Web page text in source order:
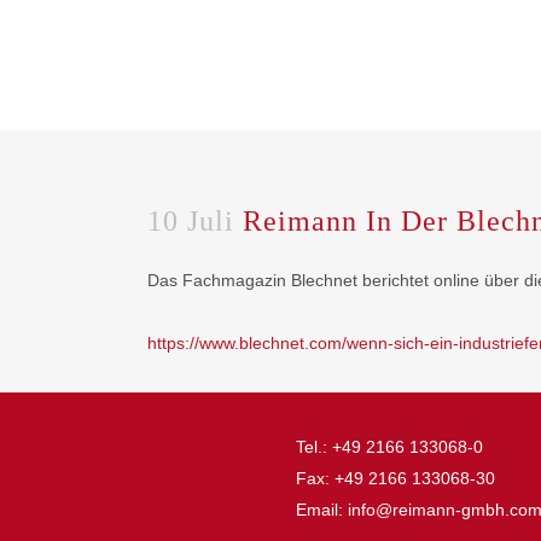
10 Juli Reimann In Der
Das Fachmagazin Blechnet berichtet online über
https://www.blechnet.com/wenn-sich-ein-
Tel.: +49 2166 133068-0
Fax: +49 2166 133068-30
Email: info@reimann-gmbh.com